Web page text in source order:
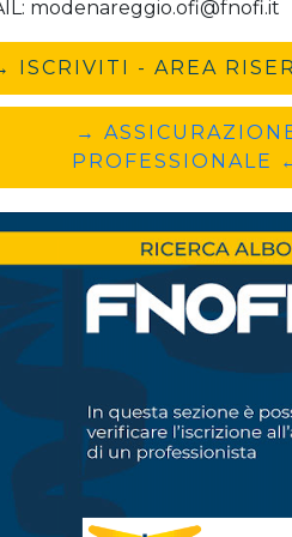
modenareggio.ofi@fnofi.it
ISCRIVITI - AREA
→
PROFESSIONALE